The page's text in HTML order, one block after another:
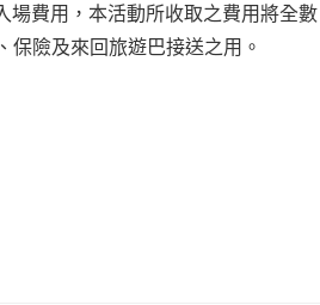
費用，本活動所收取之費用將全數
險及來回旅遊巴接送之用。